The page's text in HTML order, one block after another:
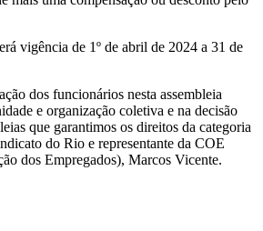
vigência de 1º de abril de 2024 a 31 de
dos funcionários nesta assembleia
e organização coletiva e na decisão
que garantimos os direitos da categoria
do Rio e representante da COE
dos Empregados), Marcos Vicente.